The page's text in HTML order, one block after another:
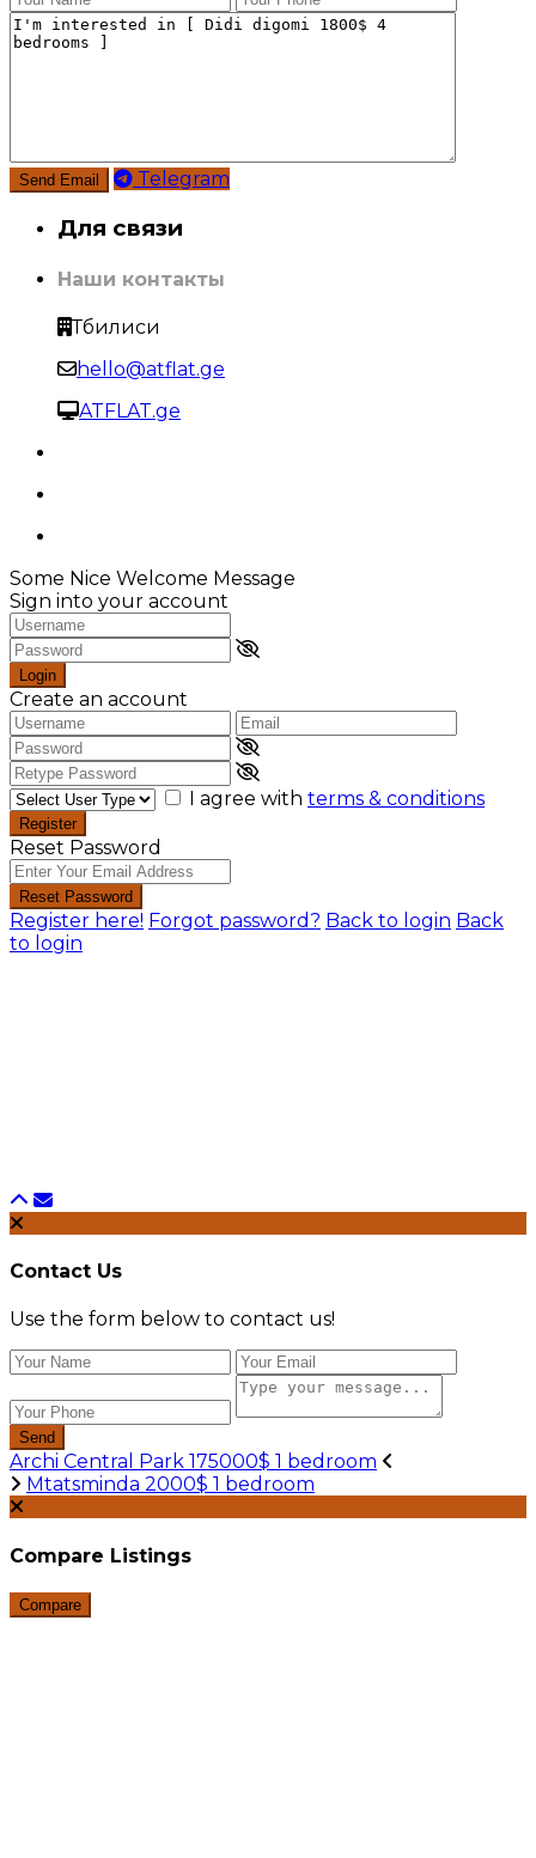
Telegram
Для связи
Наши контакты
Тбилиси
hello@atflat.ge
ATFLAT.ge
Some Nice Welcome Message
Sign into your account
Login
Create an account
I agree with terms & conditions
Register
Reset Password
Reset Password
Register here! Forgot password? Back to login Back
to login
Contact Us
Use the form below to contact us!
Send
Archi Central Park 175000$ 1 bedroom
Mtatsminda 2000$ 1 bedroom
Compare Listings
Compare